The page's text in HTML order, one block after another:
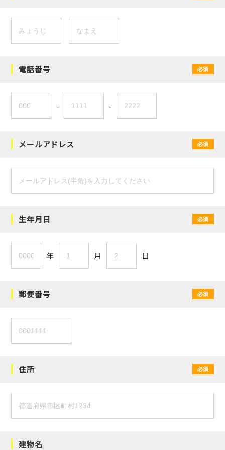
電話番号 必須
- -
メールアドレス 必須
生年月日 必須
年 月 日
郵便番号 必須
住所 必須
建物名